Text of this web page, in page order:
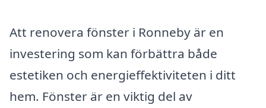
Att renovera fönster i Ronneby är en
investering som kan förbättra både
estetiken och energieffektiviteten i ditt
hem. Fönster är en viktig del av